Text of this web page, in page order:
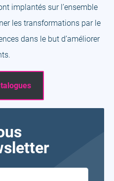
implantés sur l’ensemble
les transformations par le
dans le but d’améliorer